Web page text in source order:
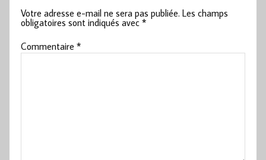
Votre adresse e-mail ne sera pas publiée. Les champs
obligatoires sont indiqués avec*
Commentaire*